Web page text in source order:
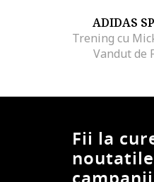
ADIDAS
Vandut de
Fii la